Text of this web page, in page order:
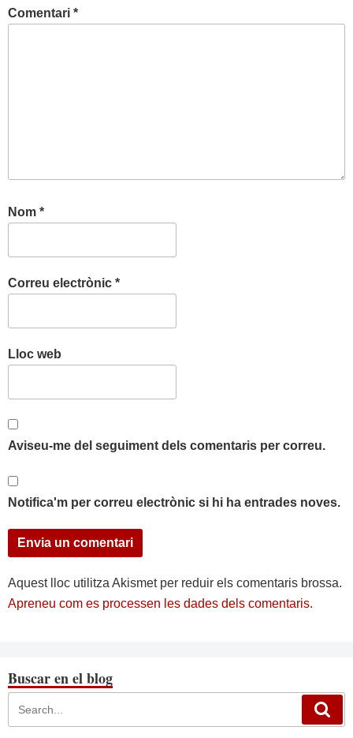
Comentari *
Nom *
Correu electrònic *
Lloc web
Aviseu-me del seguiment dels comentaris per correu.
Notifica'm per correu electrònic si hi ha entrades noves.
Aquest lloc utilitza Akismet per reduir els comentaris brossa.
Apreneu com es processen les dades dels comentaris.
Buscar en el blog